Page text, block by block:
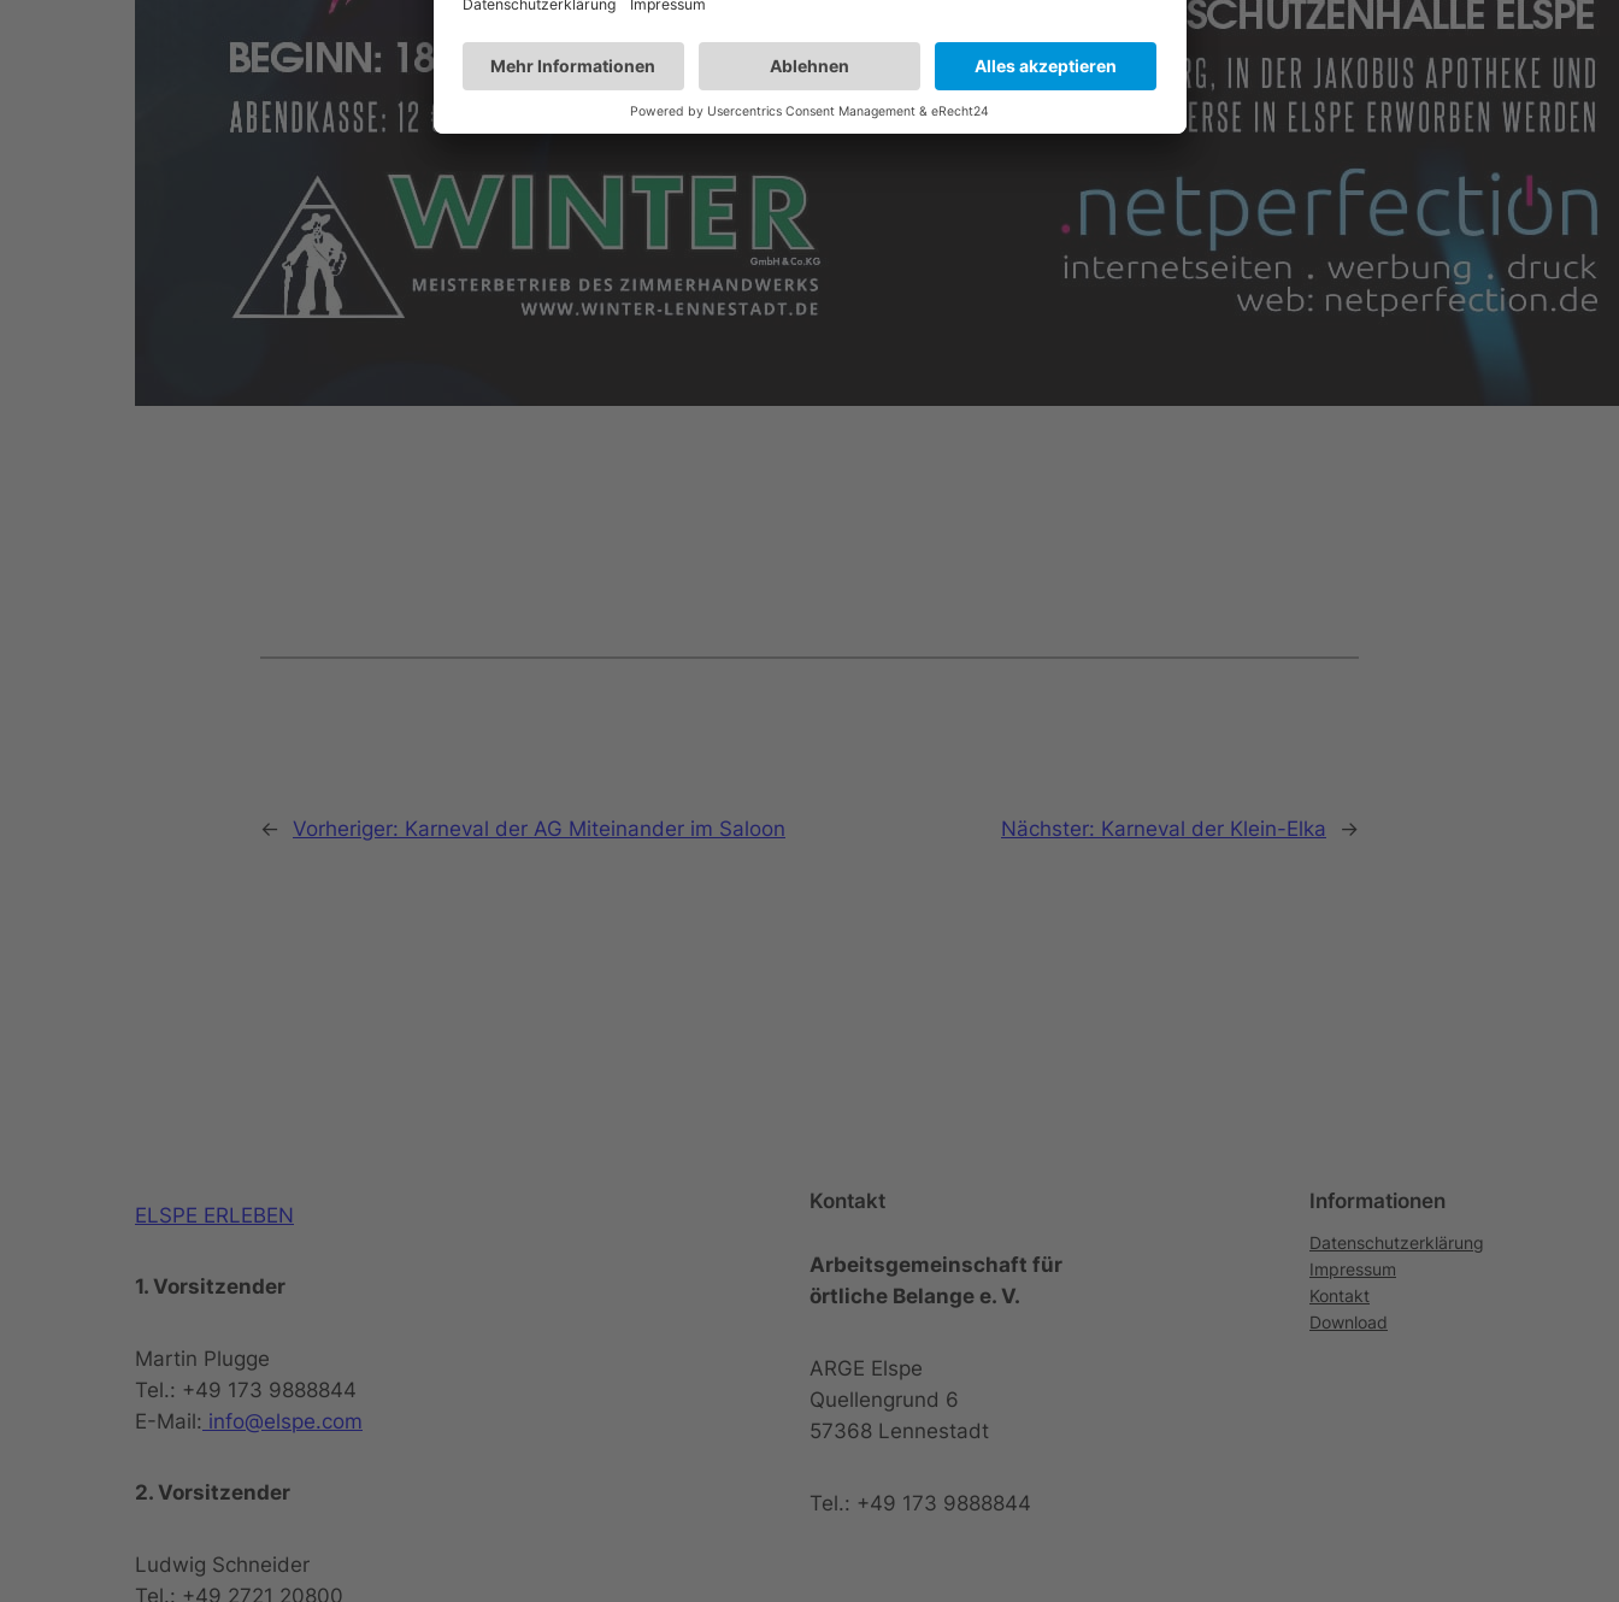
← Vorheriger: Karneval der AG Miteinander im Saloon Nächster: Karneval der Klein-Elka →
ELSPE ERLEBEN
1. Vorsitzender
Martin Plugge
Tel.: +49 173 9888844
E-Mail: info@elspe.com
2. Vorsitzender
Ludwig Schneider
Tel.: +49 2721 20800
Kontakt
Arbeitsgemeinschaft für
örtliche Belange e. V.
ARGE Elspe
Quellengrund 6
57368 Lennestadt
Tel.: +49 173 9888844
Informationen
Datenschutzerklärung
Impressum
Kontakt
Download